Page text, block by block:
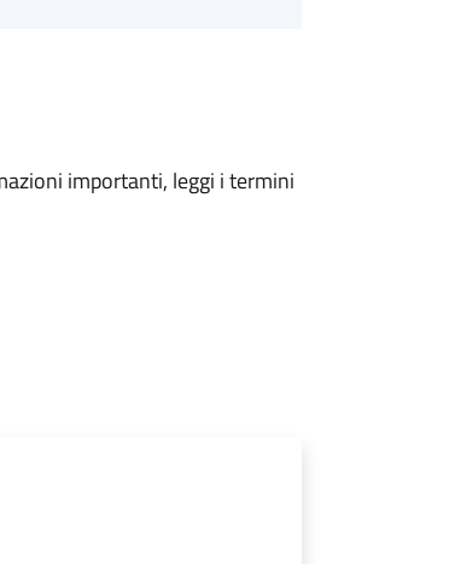
importanti, leggi i termini